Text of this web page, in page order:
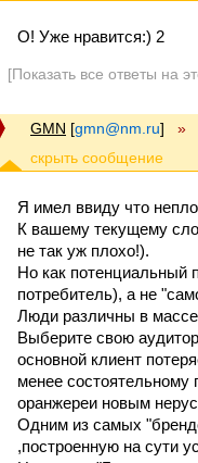
О! Уже нравится:) 2
[Показать все ответы на
GMN [gmn@nm.ru] »
Я имел ввиду что
К вашему текущему
не так уж плохо!).
Но как потенциальный
потребитель), а не
Люди различны в
Выберите свою
основной клиент
менее состоятельному
оранжереи новым
Одним из самых
,построенную на сути